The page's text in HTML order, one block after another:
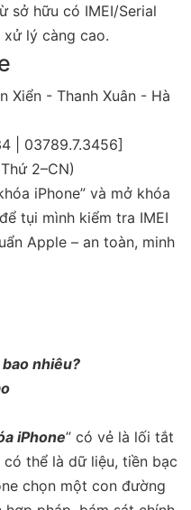
sở hữu có IMEI/Serial
xử lý càng cao.
Xiển - Thanh Xuân - Hà
| 03789.7.3456]
2–CN)
iPhone” và mở khóa
tụi mình kiểm tra IMEI
Apple – an toàn, minh
nhiêu?
iPhone” có vẻ là lối tắt
thể là dữ liệu, tiền bạc
chọn một con đường